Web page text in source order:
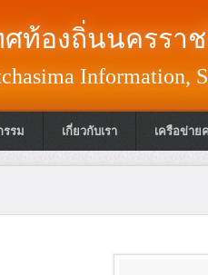
ศท้องถิ่นนครรา
Information,
รรม เกี่ยวกับเรา เครือข่าย